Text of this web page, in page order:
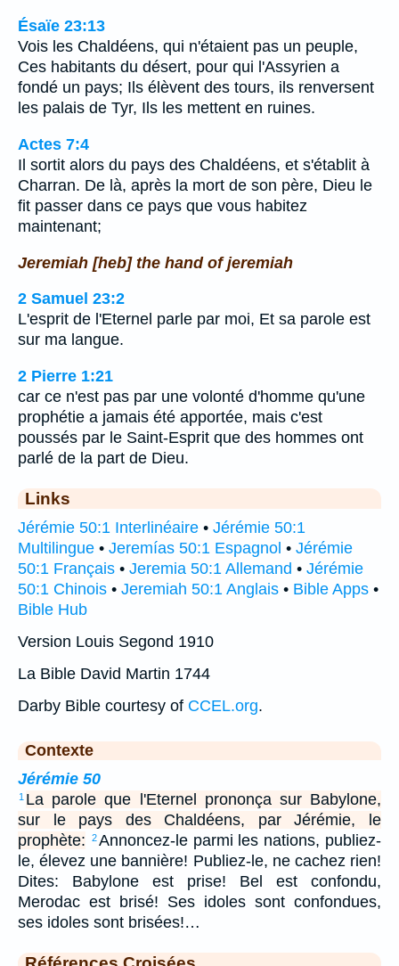
Ésaïe 23:13
Vois les Chaldéens, qui n'étaient pas un peuple,
Ces habitants du désert, pour qui l'Assyrien a
fondé un pays; Ils élèvent des tours, ils renversent
les palais de Tyr, Ils les mettent en ruines.
Actes 7:4
Il sortit alors du pays des Chaldéens, et s'établit à
Charran. De là, après la mort de son père, Dieu le
fit passer dans ce pays que vous habitez
maintenant;
Jeremiah [heb] the hand of jeremiah
2 Samuel 23:2
L'esprit de l'Eternel parle par moi, Et sa parole est
sur ma langue.
2 Pierre 1:21
car ce n'est pas par une volonté d'homme qu'une
prophétie a jamais été apportée, mais c'est
poussés par le Saint-Esprit que des hommes ont
parlé de la part de Dieu.
Links
Jérémie 50:1 Interlinéaire • Jérémie 50:1
Multilingue • Jeremías 50:1 Espagnol • Jérémie
50:1 Français • Jeremia 50:1 Allemand • Jérémie
50:1 Chinois • Jeremiah 50:1 Anglais • Bible Apps •
Bible Hub
Version Louis Segond 1910
La Bible David Martin 1744
Darby Bible courtesy of CCEL.org.
Contexte
Jérémie 50
1 La parole que l'Eternel prononça sur Babylone,
sur le pays des Chaldéens, par Jérémie, le
prophète:
2Annoncez-le parmi les nations, publiez-
le, élevez une bannière! Publiez-le, ne cachez rien!
Dites: Babylone est prise! Bel est confondu,
Merodac est brisé! Ses idoles sont confondues,
ses idoles sont brisées!…